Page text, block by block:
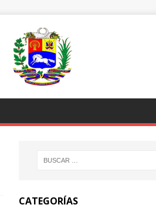
CATEGORÍAS